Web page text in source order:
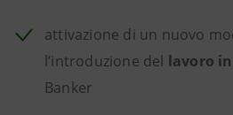
attivazione di un nuovo
l’introduzione del lavoro
Banker